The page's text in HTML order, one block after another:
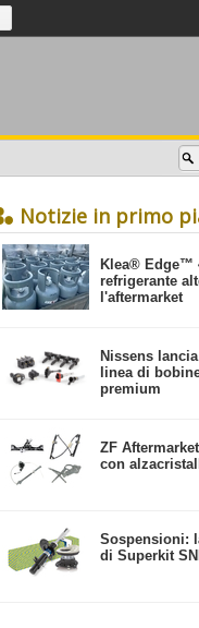
Notizie in primo
​Klea® Edge™
refrigerante
l'aftermarket
Nissens
linea di
premium
ZF
con
​Sospensioni:
di Superkit